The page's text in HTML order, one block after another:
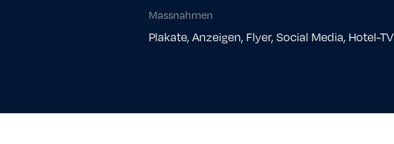
Massnahmen
Plakate, Anzeigen, Flyer, Social Media, Hotel-TV